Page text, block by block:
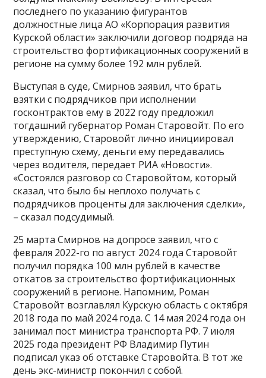
последнего по указанию фигурантов
должностные лица АО «Корпорация развития
Курской области» заключили договор подряда на
строительство фортификационных сооружений в
регионе на сумму более 192 млн рублей.
Выступая в суде, Смирнов заявил, что брать
взятки с подрядчиков при исполнении
госконтрактов ему в 2022 году предложил
тогдашний губернатор Роман Старовойт. По его
утверждению, Старовойт лично инициировал
преступную схему, деньги ему передавались
через водителя, передает РИА «Новости».
«Состоялся разговор со Старовойтом, который
сказал, что было бы неплохо получать с
подрядчиков проценты для заключения сделки»,
– сказал подсудимый.
25 марта Смирнов на допросе заявил, что c
февраля 2022-го по август 2024 года Старовойт
получил порядка 100 млн рублей в качестве
откатов за строительство фортификационных
сооружений в регионе. Напомним, Роман
Старовойт возглавлял Курскую область с октября
2018 года по май 2024 года. С 14 мая 2024 года он
занимал пост министра транспорта РФ. 7 июля
2025 года президент РФ Владимир Путин
подписал указ об отставке Старовойта. В тот же
день экс-министр покончил с собой.